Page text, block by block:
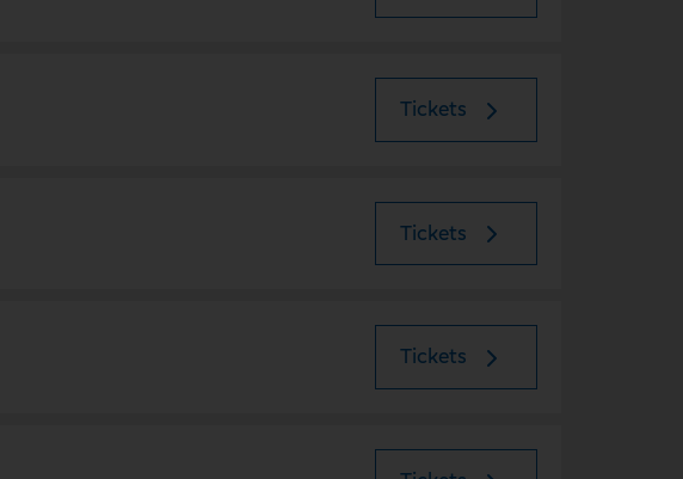
Tickets
Tickets
Tickets